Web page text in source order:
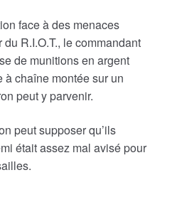
face à des menaces
R.I.O.T., le commandant
de munitions en argent
chaîne montée sur un
peut y parvenir.
peut supposer qu’ils
était assez mal avisé pour